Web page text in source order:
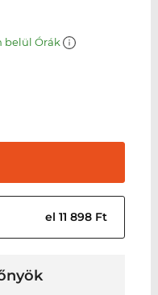
belül Órák
el 11 898 Ft